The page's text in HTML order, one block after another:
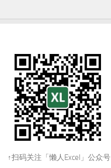
↑扫码关注「懒人Excel」公众号